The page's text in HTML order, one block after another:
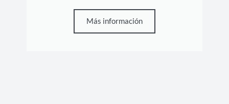
Más información